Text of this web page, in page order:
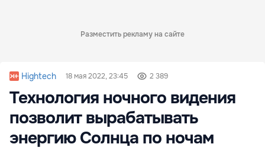
Разместить рекламу на сайте
Hightech 18 мая 2022, 23:45 2 389
Технология ночного видения
позволит вырабатывать
энергию Солнца по ночам